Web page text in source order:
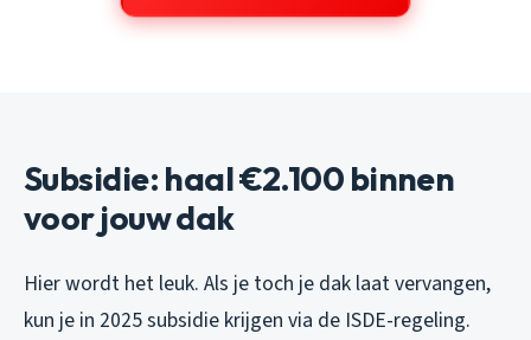
Subsidie: haal €2.100 binnen
voor jouw dak
Hier wordt het leuk. Als je toch je dak laat vervangen,
kun je in 2025 subsidie krijgen via de ISDE-regeling.